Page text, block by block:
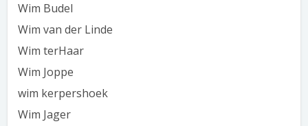
Wim Budel
Wim van der Linde
Wim terHaar
Wim Joppe
wim kerpershoek
Wim Jager